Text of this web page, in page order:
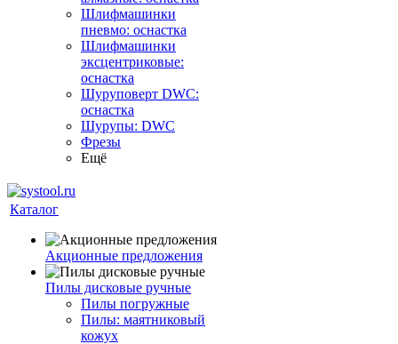
Шлифмашинки
пневмо: оснастка
Шлифмашинки
эксцентриковые:
оснастка
Шуруповерт DWC:
оснастка
Шурупы: DWC
Фрезы
Ещё
Каталог
Акционные предложения
Пилы дисковые ручные
Пилы погружные
Пилы: маятниковый
кожух